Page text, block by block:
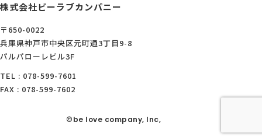
株式会社ビーラブカンパニー
〒650-0022
兵庫県神戸市中央区元町通3丁目9-8
パルパローレビル3F
TEL : 078-599-7601
FAX : 078-599-7602
©be love company, Inc,